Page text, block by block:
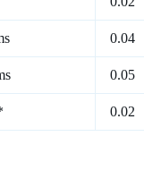
0.04
0.05
0.02